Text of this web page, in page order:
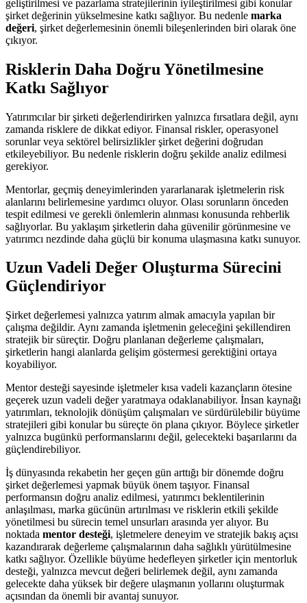
geliştirilmesi ve pazarlama stratejilerinin iyileştirilmesi gibi konular
şirket değerinin yükselmesine katkı sağlıyor. Bu nedenle marka
değeri, şirket değerlemesinin önemli bileşenlerinden biri olarak öne
çıkıyor.
Risklerin Daha Doğru Yönetilmesine
Katkı Sağlıyor
Yatırımcılar bir şirketi değerlendirirken yalnızca fırsatlara değil, aynı
zamanda risklere de dikkat ediyor. Finansal riskler, operasyonel
sorunlar veya sektörel belirsizlikler şirket değerini doğrudan
etkileyebiliyor. Bu nedenle risklerin doğru şekilde analiz edilmesi
gerekiyor.
Mentorlar, geçmiş deneyimlerinden yararlanarak işletmelerin risk
alanlarını belirlemesine yardımcı oluyor. Olası sorunların önceden
tespit edilmesi ve gerekli önlemlerin alınması konusunda rehberlik
sağlıyorlar. Bu yaklaşım şirketlerin daha güvenilir görünmesine ve
yatırımcı nezdinde daha güçlü bir konuma ulaşmasına katkı sunuyor.
Uzun Vadeli Değer Oluşturma Sürecini
Güçlendiriyor
Şirket değerlemesi yalnızca yatırım almak amacıyla yapılan bir
çalışma değildir. Aynı zamanda işletmenin geleceğini şekillendiren
stratejik bir süreçtir. Doğru planlanan değerleme çalışmaları,
şirketlerin hangi alanlarda gelişim göstermesi gerektiğini ortaya
koyabiliyor.
Mentor desteği sayesinde işletmeler kısa vadeli kazançların ötesine
geçerek uzun vadeli değer yaratmaya odaklanabiliyor. İnsan kaynağı
yatırımları, teknolojik dönüşüm çalışmaları ve sürdürülebilir büyüme
stratejileri gibi konular bu süreçte ön plana çıkıyor. Böylece şirketler
yalnızca bugünkü performanslarını değil, gelecekteki başarılarını da
güçlendirebiliyor.
İş dünyasında rekabetin her geçen gün arttığı bir dönemde doğru
şirket değerlemesi yapmak büyük önem taşıyor. Finansal
performansın doğru analiz edilmesi, yatırımcı beklentilerinin
anlaşılması, marka gücünün artırılması ve risklerin etkili şekilde
yönetilmesi bu sürecin temel unsurları arasında yer alıyor. Bu
noktada mentor desteği, işletmelere deneyim ve stratejik bakış açısı
kazandırarak değerleme çalışmalarının daha sağlıklı yürütülmesine
katkı sağlıyor. Özellikle büyüme hedefleyen şirketler için mentorluk
desteği, yalnızca mevcut değeri belirlemek değil, aynı zamanda
gelecekte daha yüksek bir değere ulaşmanın yollarını oluşturmak
açısından da önemli bir avantaj sunuyor.